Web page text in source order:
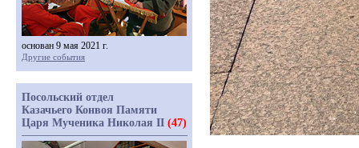
основан 9 мая 2021 г.
Другие события
Посольский отдел
Казачьего Конвоя Памяти
Царя Мученика Николая II (47)